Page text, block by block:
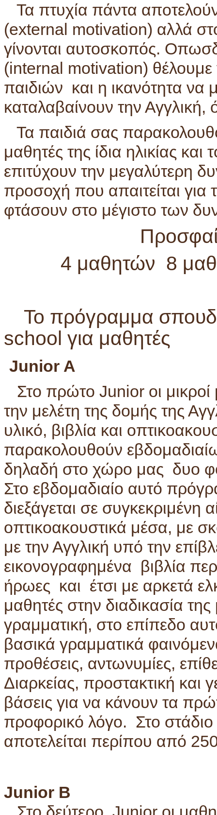
Τα πτυχία πάντα
(external motivation) αλλά
γίνονται αυτοσκοπός.
(internal motivation) θέλουμε
παιδιών και η ικανότητα να
καταλαβαίνουν την
Τα παιδιά σας
μαθητές της ίδια ηλικίας
επιτύχουν την μεγαλύτερη
προσοχή που απαιτείται
φτάσουν στο μέγιστο των
4 μαθητών 8
Το πρόγραμμα
school για μαθητές
Junior A
Στο πρώτο Junior οι μικροί
την μελέτη της δομής της
υλικό, βιβλία και
παρακολουθούν
δηλαδή στο χώρο μας δυο
Στο εβδομαδιαίο αυτό
διεξάγεται σε συγκεκριμένη
οπτικοακουστικά μέσα, με
με την Αγγλική υπό την
εικονογραφημένα βιβλία
ήρωες και έτσι με αρκετά
μαθητές στην διαδικασία
γραμματική, στο επίπεδο
βασικά γραμματικά
προθέσεις, αντωνυμίες,
Διαρκείας, προστακτική και
βάσεις για να κάνουν τα
προφορικό λόγο. Στο στάδιο
αποτελείται περίπου από
Junior Β